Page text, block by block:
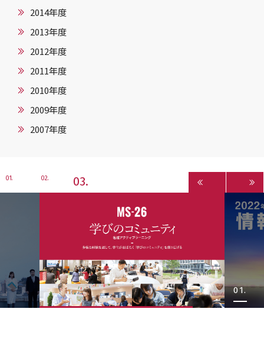
2014年度
2013年度
2012年度
2011年度
2010年度
2009年度
2007年度
1 2 3